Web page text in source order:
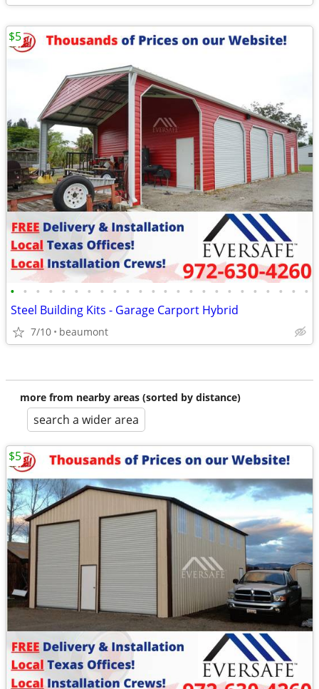
• • • • • • • • • • • • • • • • • • • • • • • •
Steel Building Kits - Garage Carport Hybrid
7/10 beaumont
$5
more from nearby areas (sorted by distance)
search a wider area
$5